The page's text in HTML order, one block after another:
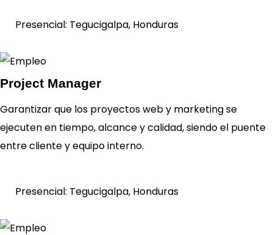
Presencial: Tegucigalpa, Honduras
Project Manager
Garantizar que los proyectos web y marketing se
ejecuten en tiempo, alcance y calidad, siendo el puente
entre cliente y equipo interno.
requisitos
Presencial: Tegucigalpa, Honduras